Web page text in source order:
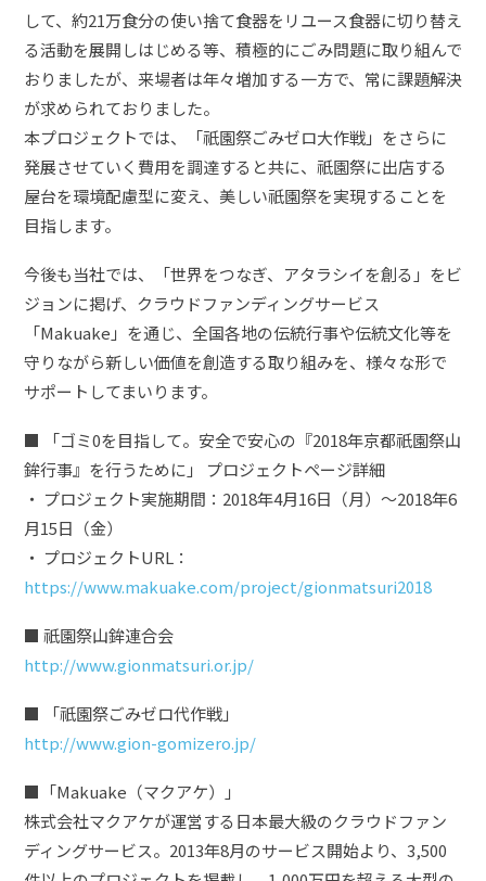
して、約21万食分の使い捨て食器をリユース食器に切り替え
る活動を展開しはじめる等、積極的にごみ問題に取り組んで
おりましたが、来場者は年々増加する一方で、常に課題解決
が求められておりました。
本プロジェクトでは、「祇園祭ごみゼロ大作戦」をさらに
発展させていく費用を調達すると共に、祇園祭に出店する
屋台を環境配慮型に変え、美しい祇園祭を実現することを
目指します。
今後も当社では、「世界をつなぎ、アタラシイを創る」をビ
ジョンに掲げ、クラウドファンディングサービス
「Makuake」を通じ、全国各地の伝統行事や伝統文化等を
守りながら新しい価値を創造する取り組みを、様々な形で
サポートしてまいります。
■ 「ゴミ0を目指して。安全で安心の『2018年京都祇園祭山
鉾行事』を行うために」 プロジェクトページ詳細
・ プロジェクト実施期間：2018年4月16日（月）〜2018年6
月15日（金）
・ プロジェクトURL：
https://www.makuake.com/project/gionmatsuri2018
■ 祇園祭山鉾連合会
http://www.gionmatsuri.or.jp/
■ 「祇園祭ごみゼロ代作戦」
http://www.gion-gomizero.jp/
■「Makuake（マクアケ）」
株式会社マクアケが運営する日本最大級のクラウドファン
ディングサービス。2013年8月のサービス開始より、3,500